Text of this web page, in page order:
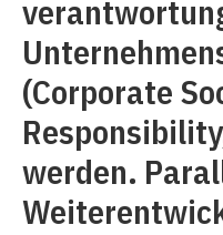
(Corporate
werden.